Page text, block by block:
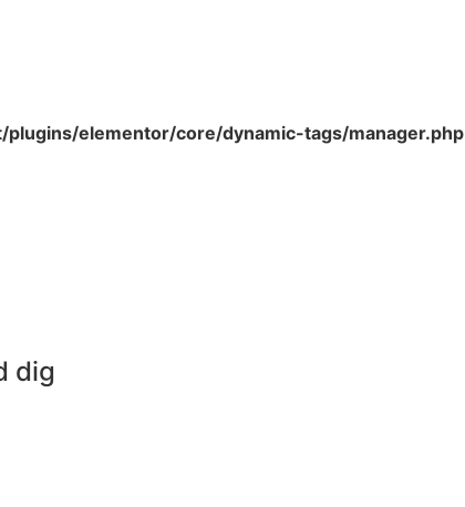
elementor/core/dynamic-tags/manager.php
dig